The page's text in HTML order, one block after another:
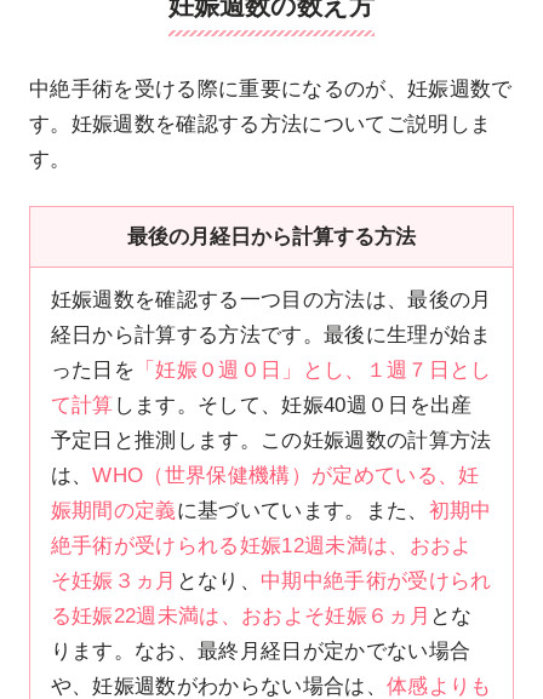
妊娠週数の数え方
中絶手術を受ける際に重要になるのが、妊娠週数で
す。妊娠週数を確認する方法についてご説明しま
す。
最後の月経日から計算する方法
妊娠週数を確認する一つ目の方法は、最後の月
経日から計算する方法です。最後に生理が始ま
った日を 「妊娠０週０日」とし、１週７日とし
て計算 します。そして、妊娠40週０日を出産
予定日と推測します。この妊娠週数の計算方法
は、WHO（世界保健機構）が定めている、妊
娠期間の定義に基づいています。また、 初期中
絶手術が受けられる妊娠12週未満は、おおよ
そ妊娠３ヵ月 となり、 中期中絶手術が受けられ
る妊娠22週未満は、おおよそ妊娠６ヵ月 とな
ります。なお、最終月経日が定かでない場合
や、妊娠週数がわからない場合は、 体感よりも